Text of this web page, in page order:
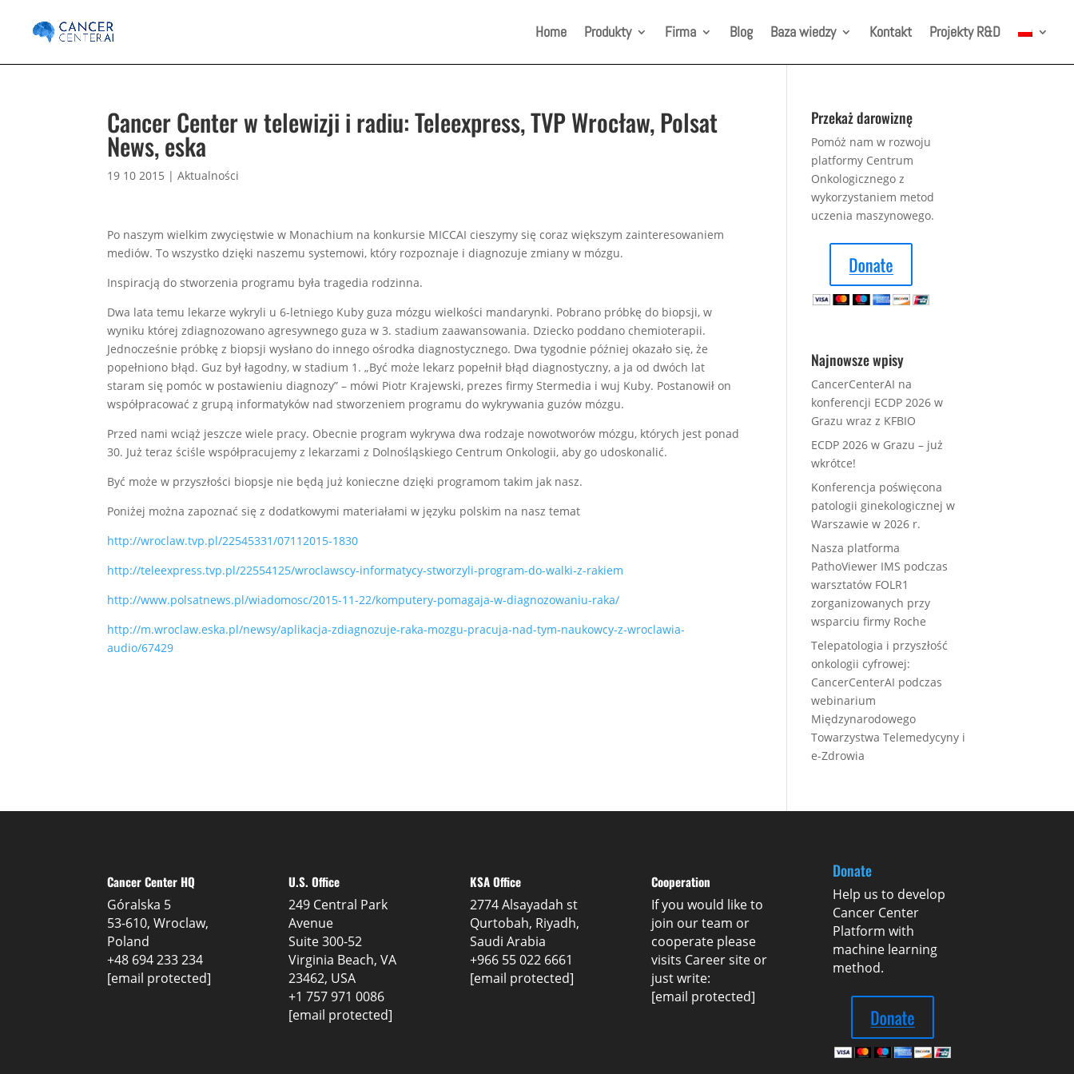
Home Produkty Firma Blog Baza wiedzy Kontakt Projekty R&D
Cancer Center w telewizji i radiu: Teleexpress, TVP Wrocław, Polsat
News, eska
19 10 2015 |Aktualności
Po naszym wielkim zwycięstwie w Monachium na konkursie MICCAI cieszymy się coraz większym zainteresowaniem
mediów. To wszystko dzięki naszemu systemowi, który rozpoznaje i diagnozuje zmiany w mózgu.
Inspiracją do stworzenia programu była tragedia rodzinna.
Dwa lata temu lekarze wykryli u 6-letniego Kuby guza mózgu wielkości mandarynki. Pobrano próbkę do biopsji, w
wyniku której zdiagnozowano agresywnego guza w 3. stadium zaawansowania. Dziecko poddano chemioterapii.
Jednocześnie próbkę z biopsji wysłano do innego ośrodka diagnostycznego. Dwa tygodnie później okazało się, że
popełniono błąd. Guz był łagodny, w stadium 1. „Być może lekarz popełnił błąd diagnostyczny, a ja od dwóch lat
staram się pomóc w postawieniu diagnozy” – mówi Piotr Krajewski, prezes firmy Stermedia i wuj Kuby. Postanowił on
współpracować z grupą informatyków nad stworzeniem programu do wykrywania guzów mózgu.
Przed nami wciąż jeszcze wiele pracy. Obecnie program wykrywa dwa rodzaje nowotworów mózgu, których jest ponad
30. Już teraz ściśle współpracujemy z lekarzami z Dolnośląskiego Centrum Onkologii, aby go udoskonalić.
Być może w przyszłości biopsje nie będą już konieczne dzięki programom takim jak nasz.
Poniżej można zapoznać się z dodatkowymi materiałami w języku polskim na nasz temat
http://wroclaw.tvp.pl/22545331/07112015-1830
http://teleexpress.tvp.pl/22554125/wroclawscy-informatycy-stworzyli-program-do-walki-z-rakiem
http://www.polsatnews.pl/wiadomosc/2015-11-22/komputery-pomagaja-w-diagnozowaniu-raka/
http://m.wroclaw.eska.pl/newsy/aplikacja-zdiagnozuje-raka-mozgu-pracuja-nad-tym-naukowcy-z-wroclawia-
audio/67429
Przekaż darowiznę
Pomóż nam w rozwoju
platformy Centrum
Onkologicznego z
wykorzystaniem metod
uczenia maszynowego.
Najnowsze wpisy
CancerCenterAI na
konferencji ECDP 2026 w
Grazu wraz z KFBIO
ECDP 2026 w Grazu – już
wkrótce!
Konferencja poświęcona
patologii ginekologicznej w
Warszawie w 2026 r.
Nasza platforma
PathoViewer IMS podczas
warsztatów FOLR1
zorganizowanych przy
wsparciu firmy Roche
Telepatologia i przyszłość
onkologii cyfrowej:
CancerCenterAI podczas
webinarium
Międzynarodowego
Towarzystwa Telemedycyny i
e-Zdrowia
Cancer Center HQ
Góralska 5
53-610, Wroclaw,
Poland
+48 694 233 234
[email protected]
U.S. Office
249 Central Park
Avenue
Suite 300-52
Virginia Beach, VA
23462, USA
+1 757 971 0086
[email protected]
KSA Office
2774 Alsayadah st
Qurtobah, Riyadh,
Saudi Arabia
+966 55 022 6661
[email protected]
Cooperation
If you would like to
join our team or
cooperate please
visits Careersite or
just write:
[email protected]
Donate
Help us to develop
Cancer Center
Platform with
machine learning
method.